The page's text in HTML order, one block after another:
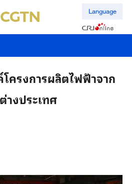
Language
ครงการผลิตไฟฟ้าจาก
างประเทศ